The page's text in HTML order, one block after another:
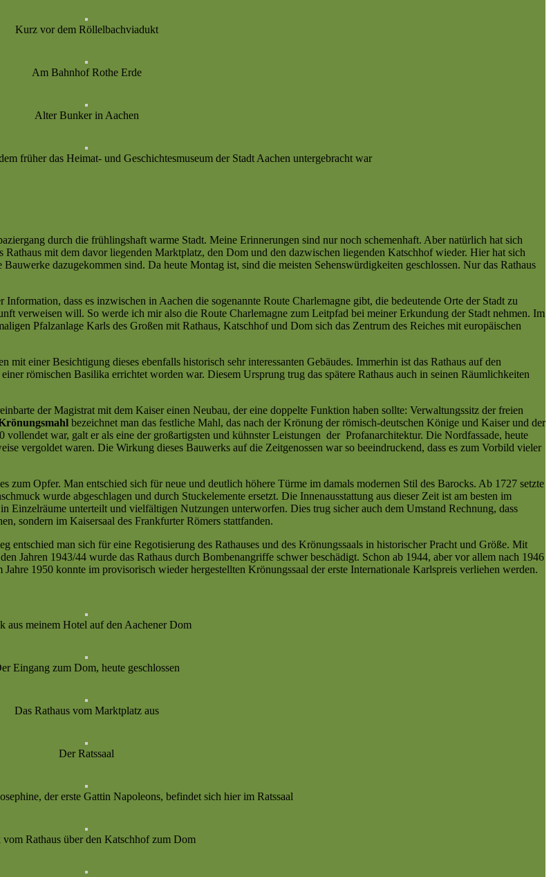
Kurz vor dem Röllelbachviadukt
Am Bahnhof Rothe Erde
Alter Bunker in Aachen
früher das Heimat- und Geschichtesmuseum der Stadt Aachen untergebracht war
durch die frühlingshaft warme Stadt. Meine Erinnerungen sind nur noch schemenhaft. Aber natürlich hat sich
mit dem davor liegenden Marktplatz, den Dom und den dazwischen liegenden Katschhof wieder. Hier hat sich
dazugekommen sind. Da heute Montag ist, sind die meisten Sehenswürdigkeiten geschlossen. Nur das Rathaus
dass es inzwischen in Aachen die sogenannte Route Charlemagne gibt, die bedeutende Orte der Stadt zu
verweisen will. So werde ich mir also die Route Charlemagne zum Leitpfad bei meiner Erkundung der Stadt nehmen. Im
Pfalzanlage Karls des Großen mit Rathaus, Katschhof und Dom sich das Zentrum des Reiches mit europäischen
mit einer Besichtigung dieses ebenfalls historisch sehr interessanten Gebäudes. Immerhin ist das Rathaus auf den
römischen Basilika errichtet worden war. Diesem Ursprung trug das spätere Rathaus auch in seinen Räumlichkeiten
der Magistrat mit dem Kaiser einen Neubau, der eine doppelte Funktion haben sollte: Verwaltungssitz der freien
bezeichnet man das festliche Mahl, das nach der Krönung der römisch-deutschen Könige und Kaiser und der
war, galt er als eine der großartigsten und kühnster Leistungen der Profanarchitektur. Die Nordfassade, heute
vergoldet waren. Die Wirkung dieses Bauwerks auf die Zeitgenossen war so beeindruckend, dass es zum Vorbild vieler
zum Opfer. Man entschied sich für neue und deutlich höhere Türme im damals modernen Stil des Barocks. Ab 1727 setzte
wurde abgeschlagen und durch Stuckelemente ersetzt. Die Innenausstattung aus dieser Zeit ist am besten im
Einzelräume unterteilt und vielfältigen Nutzungen unterworfen. Dies trug sicher auch dem Umstand Rechnung, dass
sondern im Kaisersaal des Frankfurter Römers stattfanden.
man sich für eine Regotisierung des Rathauses und des Krönungssaals in historischer Pracht und Größe. Mit
Jahren 1943/44 wurde das Rathaus durch Bombenangriffe schwer beschädigt. Schon ab 1944, aber vor allem nach 1946
1950 konnte im provisorisch wieder hergestellten Krönungssaal der erste Internationale Karlspreis verliehen werden.
aus meinem Hotel auf den Aachener Dom
Eingang zum Dom, heute geschlossen
Das Rathaus vom Marktplatz aus
Der Ratssaal
der erste Gattin Napoleons, befindet sich hier im Ratssaal
Rathaus über den Katschhof zum Dom